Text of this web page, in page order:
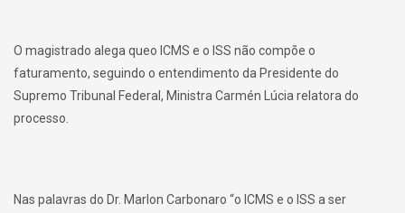
O magistrado alega queo ICMS e o ISS não compõe o
faturamento, seguindo o entendimento da Presidente do
Supremo Tribunal Federal, Ministra Carmén Lúcia relatora do
processo.
Nas palavras do Dr. Marlon Carbonaro “o ICMS e o ISS a ser